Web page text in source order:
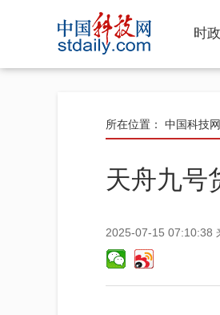
时政
所在位置： 中国科技
天舟九号
2025-07-15 07:10:38